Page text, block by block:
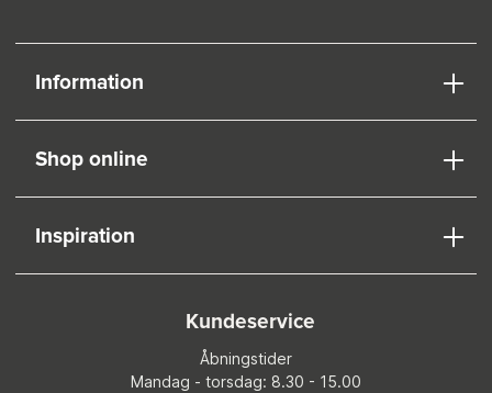
Information
Shop online
Inspiration
Kundeservice
Åbningstider
Mandag - torsdag: 8.30 - 15.00